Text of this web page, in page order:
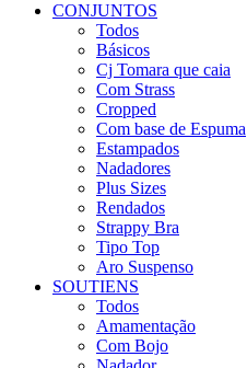
CONJUNTOS
Todos
Básicos
Cj Tomara que caia
Com Strass
Cropped
Com base de Espuma
Estampados
Nadadores
Plus Sizes
Rendados
Strappy Bra
Tipo Top
Aro Suspenso
SOUTIENS
Todos
Amamentação
Com Bojo